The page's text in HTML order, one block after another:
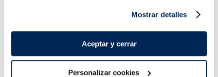
Mostrar detalles
Aceptar y cerrar
Personalizar cookies